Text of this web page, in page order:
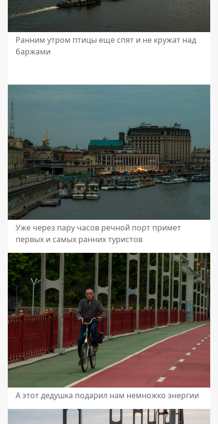
Ранним утром птицы еще спят и не кружат над
баржами
Уже через пару часов речной порт примет
первых и самых ранних туристов
А этот дедушка подарил нам немножко энергии